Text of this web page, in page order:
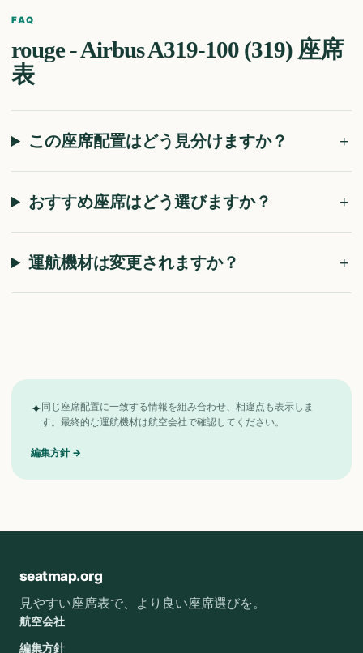
FAQ
rouge - Airbus A319-100 (319) 座席
表
この座席配置はどう見分けますか？
おすすめ座席はどう選びますか？
運航機材は変更されますか？
✦同じ座席配置に一致する情報を組み合わせ、相違点も表示しま
す。最終的な運航機材は航空会社で確認してください。
編集方針→
seatmap.org
見やすい座席表で、より良い座席選びを。
航空会社
編集方針